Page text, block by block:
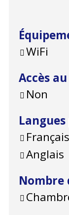
WiFi
Accès
Non
Français
Anglais
Nombre